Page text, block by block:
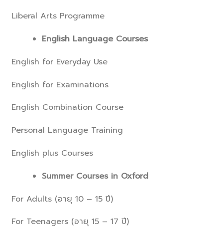
Liberal Arts Programme
English Language Courses
English for Everyday Use
English for Examinations
English Combination Course
Personal Language Training
English plus Courses
Summer Courses in Oxford
For Adults (อายุ 10 – 15 ปี)
For Teenagers (อายุ 15 – 17 ปี)